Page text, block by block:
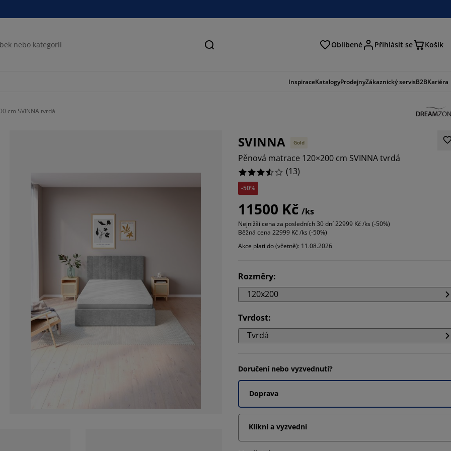
Hledat Oblíbené Přihlásit se Košík
InspiraceKatalogyProdejnyZákaznický servisB2BKariéra
cm SVINNA tvrdá
SVINNA Gold
Pěnová matrace 120×200 cm SVINNA tvrdá
(13)
-50%
11500 Kč /ks
Nejnižší cena za posledních 30 dní22999 Kč /ks (-50%)
Běžná cena 22999 Kč /ks (-50%)
Akce platí do (včetně): 11.08.2026
Rozměry:
120x200
Tvrdost:
Tvrdá
Doručení nebo vyzvednutí?
Doprava
Klikni a vyzvedni
30.76923076923077%